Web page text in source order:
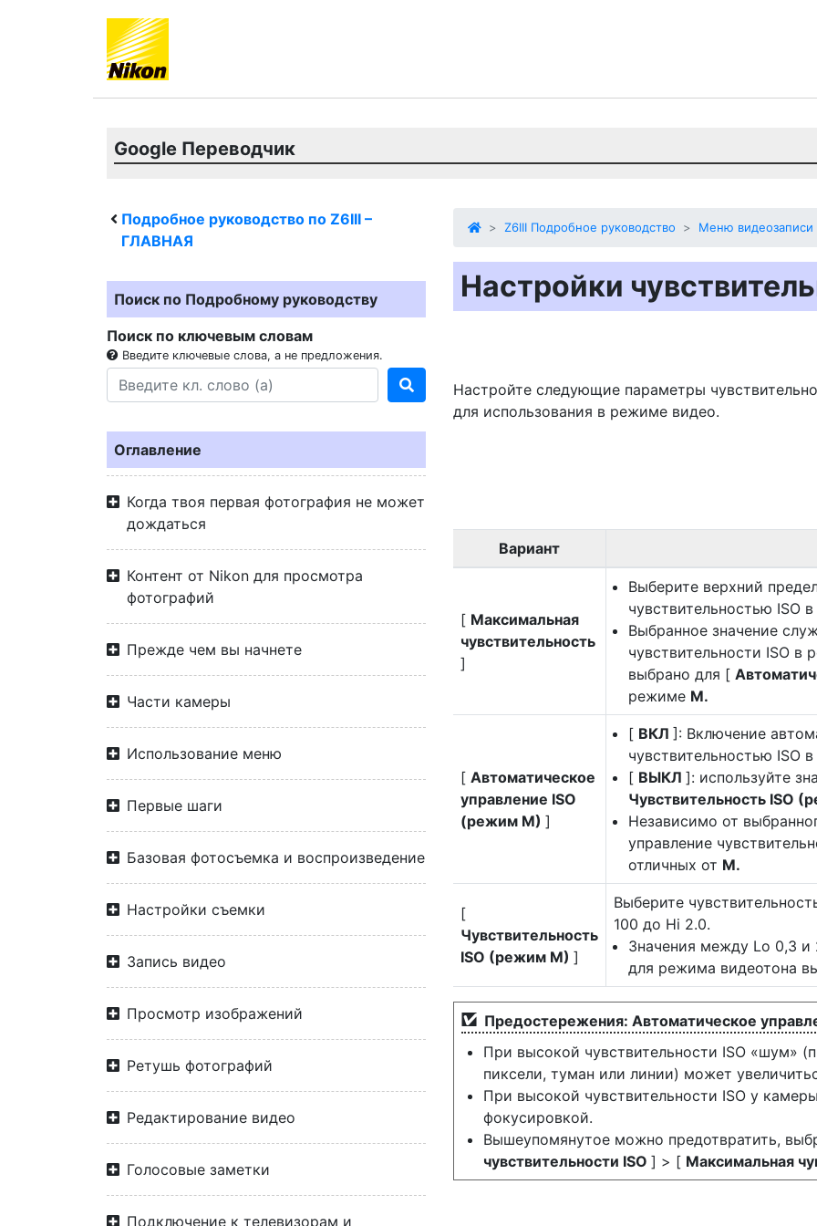
Google Переводчик
Подробное руководство по Z6III –
ГЛАВНАЯ
Поиск по Подробному руководству
Поиск по ключевым словам
Введите ключевые слова, а не предложения.
Оглавление
Когда твоя первая фотография не может
дождаться
Контент от Nikon для просмотра
фотографий
Прежде чем вы начнете
Части камеры
Использование меню
Первые шаги
Базовая фотосъемка и воспроизведение
Настройки съемки
Запись видео
Просмотр изображений
Ретушь фотографий
Редактирование видео
Голосовые заметки
Подключение к телевизорам и
Z6III Подробное руководство Меню видеозаписи
Настройки
Настройте следующие параметры
для использования в режиме видео.
Вариант
[ Максимальная
чувствительность
]
Выберите верхний
чувствительностью ISO
Выбранное значение
чувствительности ISO в
выбрано для [
режиме M.
[ Автоматическое
управление ISO
(режим M) ]
[ ВКЛ ]: Включение
чувствительностью ISO
[ ВЫКЛ ]: используйте
Чувствительность ISO
Независимо от
управление
отличных от M.
[
Чувствительность
ISO (режим M) ]
Выберите
100 до Hi 2.0.
Значения между Lo 0,3 и
для режима видеотона
Предостережения: Автоматическое
При высокой чувствительности ISO «шум»
пиксели, туман или линии) может
При высокой чувствительности ISO у
фокусировкой.
Вышеупомянутое можно предотвратить,
чувствительности ISO ] > [ Максимальная